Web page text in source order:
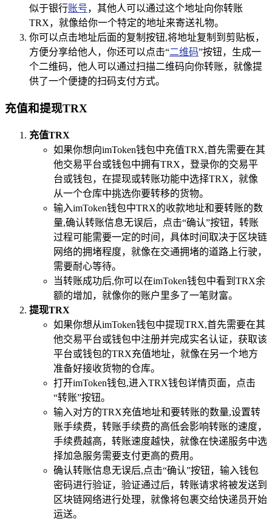
似于银行账号，其他人可以通过这个地址向你转账
TRX，就像给你一个特定的地址来寄送礼物。
你可以点击地址后面的复制按钮,将地址复制到剪贴板，
方便分享给他人，你还可以点击“二维码”按钮，生成一
个二维码，他人可以通过扫描二维码向你转账，就像提
供了一个便捷的扫码支付方式。
充值和提现TRX
充值TRX
如果你想向imToken钱包中充值TRX,首先需要在其
他交易平台或钱包中拥有TRX，登录你的交易平
台或钱包，在提现或转账功能中选择TRX，就像
从一个仓库中挑选你要转移的货物。
输入imToken钱包中TRX的收款地址和要转账的数
量,确认转账信息无误后，点击“确认”按钮，转账
过程可能需要一定的时间，具体时间取决于区块链
网络的拥堵程度，就像在交通拥堵的道路上行驶，
需要耐心等待。
当转账成功后,你可以在imToken钱包中看到TRX余
额的增加，就像你的账户里多了一笔财富。
提现TRX
如果你想从imToken钱包中提现TRX,首先需要在其
他交易平台或钱包中注册并完成实名认证，获取该
平台或钱包的TRX充值地址，就像在另一个地方
准备好接收货物的仓库。
打开imToken钱包,进入TRX钱包详情页面，点击
“转账”按钮。
输入对方的TRX充值地址和要转账的数量,设置转
账手续费，转账手续费的高低会影响转账的速度，
手续费越高，转账速度越快，就像在快递服务中选
择加急服务需要支付更高的费用。
确认转账信息无误后,点击“确认”按钮，输入钱包
密码进行验证，验证通过后，转账请求将被发送到
区块链网络进行处理，就像将包裹交给快递员开始
运送。